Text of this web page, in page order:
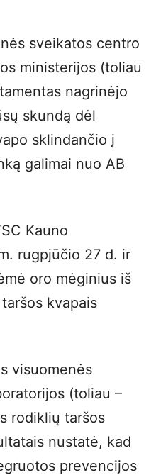
sveikatos centro
ministerijos (toliau
nagrinėjo
skundą dėl
sklindančio į
galimai nuo AB
Kauno
rugpjūčio 27 d. ir
oro mėginius iš
kvapais
visuomenės
(toliau –
rodiklių taršos
nustatė, kad
prevencijos